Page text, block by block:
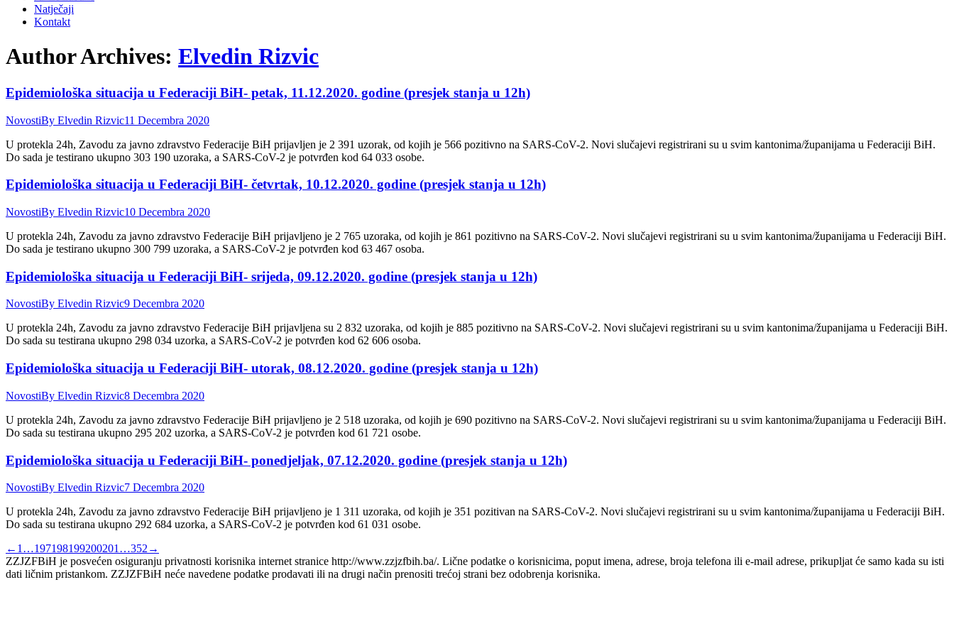
Natječaji
Kontakt
Author Archives: Elvedin Rizvic
Epidemiološka situacija u Federaciji BiH- petak, 11.12.2020. godine (presjek stanja u 12h)
NovostiBy Elvedin Rizvic11 Decembra 2020
U protekla 24h, Zavodu za javno zdravstvo Federacije BiH prijavljen je 2 391 uzorak, od kojih je 566 pozitivno na SARS-CoV-2. Novi slučajevi registrirani su u svim kantonima/županijama u Federaciji BiH.
Do sada je testirano ukupno 303 190 uzoraka, a SARS-CoV-2 je potvrđen kod 64 033 osobe.
Epidemiološka situacija u Federaciji BiH- četvrtak, 10.12.2020. godine (presjek stanja u 12h)
NovostiBy Elvedin Rizvic10 Decembra 2020
U protekla 24h, Zavodu za javno zdravstvo Federacije BiH prijavljeno je 2 765 uzoraka, od kojih je 861 pozitivno na SARS-CoV-2. Novi slučajevi registrirani su u svim kantonima/županijama u Federaciji BiH.
Do sada je testirano ukupno 300 799 uzoraka, a SARS-CoV-2 je potvrđen kod 63 467 osoba.
Epidemiološka situacija u Federaciji BiH- srijeda, 09.12.2020. godine (presjek stanja u 12h)
NovostiBy Elvedin Rizvic9 Decembra 2020
U protekla 24h, Zavodu za javno zdravstvo Federacije BiH prijavljena su 2 832 uzoraka, od kojih je 885 pozitivno na SARS-CoV-2. Novi slučajevi registrirani su u svim kantonima/županijama u Federaciji BiH.
Do sada su testirana ukupno 298 034 uzorka, a SARS-CoV-2 je potvrđen kod 62 606 osoba.
Epidemiološka situacija u Federaciji BiH- utorak, 08.12.2020. godine (presjek stanja u 12h)
NovostiBy Elvedin Rizvic8 Decembra 2020
U protekla 24h, Zavodu za javno zdravstvo Federacije BiH prijavljeno je 2 518 uzoraka, od kojih je 690 pozitivno na SARS-CoV-2. Novi slučajevi registrirani su u svim kantonima/županijama u Federaciji BiH.
Do sada su testirana ukupno 295 202 uzorka, a SARS-CoV-2 je potvrđen kod 61 721 osobe.
Epidemiološka situacija u Federaciji BiH- ponedjeljak, 07.12.2020. godine (presjek stanja u 12h)
NovostiBy Elvedin Rizvic7 Decembra 2020
U protekla 24h, Zavodu za javno zdravstvo Federacije BiH prijavljeno je 1 311 uzoraka, od kojih je 351 pozitivan na SARS-CoV-2. Novi slučajevi registrirani su u svim kantonima/županijama u Federaciji BiH.
Do sada su testirana ukupno 292 684 uzorka, a SARS-CoV-2 je potvrđen kod 61 031 osobe.
← 1 …197198199200201 …352 →
ZZJZFBiH je posvećen osiguranju privatnosti korisnika internet stranice http://www.zzjzfbih.ba/. Lične podatke o korisnicima, poput imena, adrese, broja telefona ili e-mail adrese, prikupljat će samo kada su isti
dati ličnim pristankom. ZZJZFBiH neće navedene podatke prodavati ili na drugi način prenositi trećoj strani bez odobrenja korisnika.